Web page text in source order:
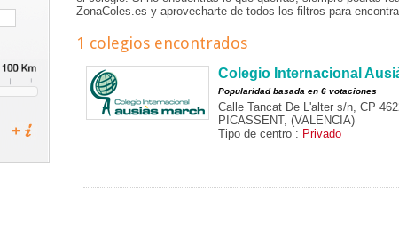
ZonaColes.es y aprovecharte de todos los filtros para
1 colegios encontrados
Colegio Internacional
Popularidad basada en 6 votaciones
Calle Tancat De L'alter s/n, CP
PICASSENT, (VALENCIA)
Tipo de centro : Privado